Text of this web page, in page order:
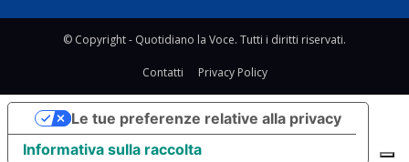
© Copyright - Quotidiano la Voce. Tutti i diritti riservati.
Contatti Privacy Policy
Informativa sulla raccolta
Le tue preferenze relative alla privacy